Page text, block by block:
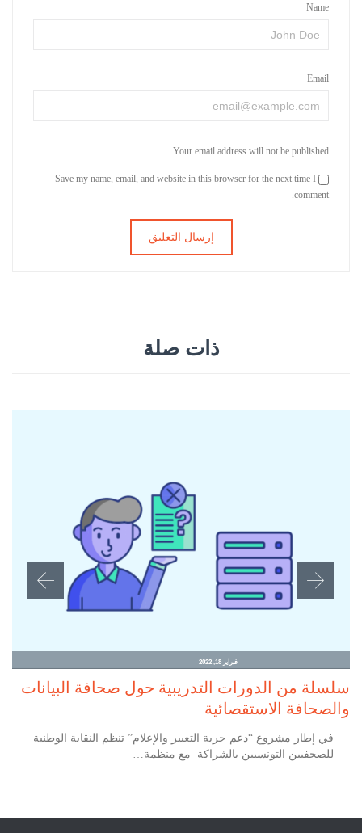
Name
Email
Your email address will not be published.
Save my name, email, and website in this browser for the next time I
comment.
ذات صلة
فبراير 18, 2022
سلسلة من الدورات التدريبية حول صحافة البيانات
والصحافة الاستقصائية
في إطار مشروع “دعم حرية التعبير والإعلام” تنظم النقابة الوطنية
للصحفيين التونسيين بالشراكة مع منظمة…